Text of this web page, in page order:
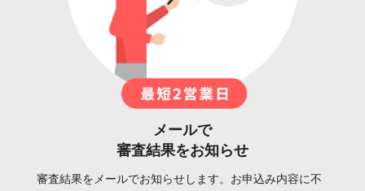
メールで
審査結果をお知らせ
審査結果をメールでお知らせします。お申込み内容に不